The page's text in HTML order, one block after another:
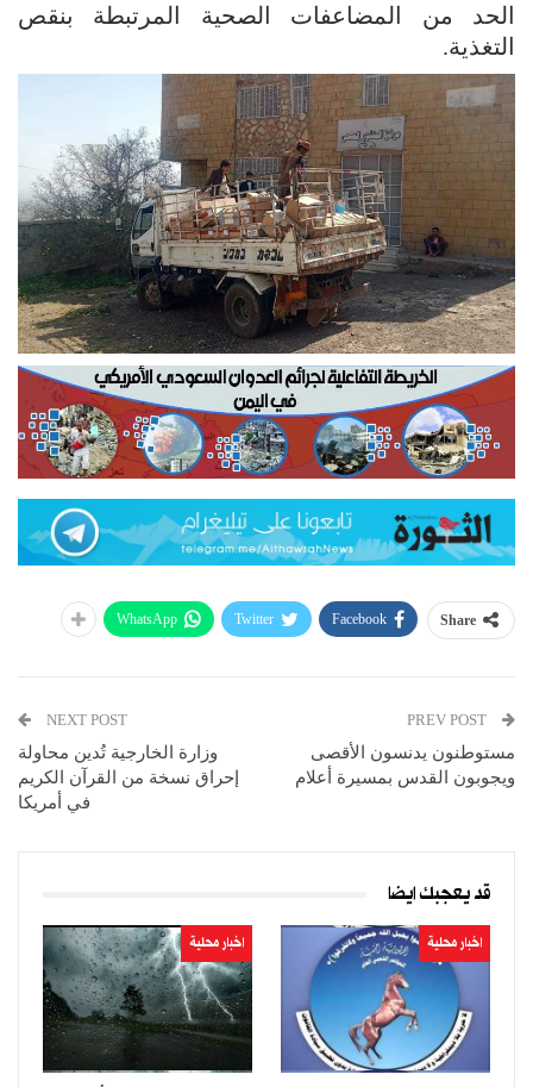
الحد من المضاعفات الصحية المرتبطة بنقص
التغذية.
Share
Facebook
Twitter
WhatsApp
مستوطنون يدنسون الأقصى
ويجوبون القدس بمسيرة أعلام
NEXT POST
وزارة الخارجية تُدين محاولة
إحراق نسخة من القرآن الكريم
في أمريكا
قد يعجبك ايضا
اخبار محلية اخبار محلية